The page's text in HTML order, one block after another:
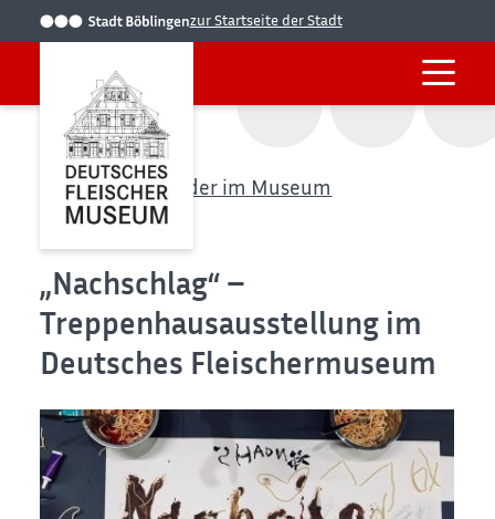
zur Startseite der Stadt
Startseite
Kinder im Museum
Nachschlag
„Nachschlag“ –
Treppenhausausstellung im
Deutsches Fleischermuseum